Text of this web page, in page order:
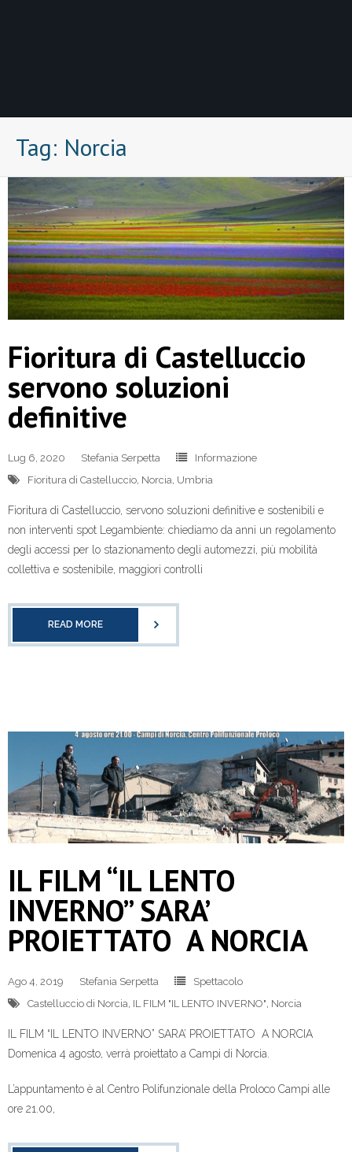
Tag: Norcia
Fioritura di Castelluccio
servono soluzioni
definitive
Lug 6, 2020 Stefania Serpetta
Informazione
Fioritura di Castelluccio Norcia Umbria
Fioritura di Castelluccio, servono soluzioni definitive e sostenibili e
non interventi spot Legambiente: chiediamo da anni un regolamento
degli accessi per lo stazionamento degli automezzi, più mobilità
collettiva e sostenibile, maggiori controlli
READ MORE
IL FILM “IL LENTO
INVERNO” SARA’
PROIETTATO A NORCIA
Ago 4, 2019 Stefania Serpetta
Spettacolo
Castelluccio di Norcia, IL FILM "IL LENTO INVERNO", Norcia
IL FILM “IL LENTO INVERNO” SARA’ PROIETTATO A NORCIA
Domenica 4 agosto, verrà proiettato a Campi di Norcia.
L’appuntamento è al Centro Polifunzionale della Proloco Campi alle
ore 21.00,